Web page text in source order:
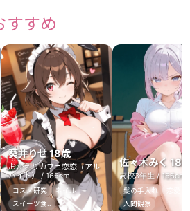
すすめ
葵井りせ 18歳
おかえりカフェ恋恋（アル
バイト） / 165cm
コスメ研究
ネイル
スイーツ食..
佐々木みく 18
高校3年生 / 156cm
髪の手入れ
人間観察